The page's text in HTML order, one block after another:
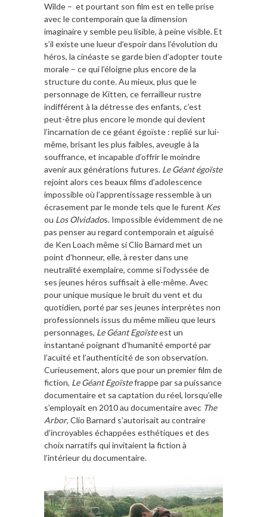
Wilde – et pourtant son film est en telle prise
avec le contemporain que la dimension
imaginaire y semble peu lisible, à peine visible. Et
s’il existe une lueur d’espoir dans l’évolution du
héros, la cinéaste se garde bien d’adopter toute
morale – ce qui l’éloigne plus encore de la
structure du conte. Au mieux, plus que le
personnage de Kitten, ce ferrailleur rustre
indifférent à la détresse des enfants, c’est
peut-être plus encore le monde qui devient
l’incarnation de ce géant égoïste : replié sur lui-
même, brisant les plus faibles, aveugle à la
souffrance, et incapable d’offrir le moindre
avenir aux générations futures. Le Géant égoïste
rejoint alors ces beaux films d’adolescence
impossible où l’apprentissage ressemble à un
écrasement par le monde tels que le furent Kes
ou Los Olvidados. Impossible évidemment de ne
pas penser au regard contemporain et aiguisé
de Ken Loach même si Clio Barnard met un
point d’honneur, elle, à rester dans une
neutralité exemplaire, comme si l’odyssée de
ses jeunes héros suffisait à elle-même. Avec
pour unique musique le bruit du vent et du
quotidien, porté par ses jeunes interprètes non
professionnels issus du même milieu que leurs
personnages, Le Géant Egoïsteest un
instantané poignant d’humanité emporté par
l’acuité et l’authenticité de son observation.
Curieusement, alors que pour un premier film de
fiction, Le Géant Egoïstefrappe par sa puissance
documentaire et sa captation du réel, lorsqu’elle
s’employait en 2010 au documentaire avec The
Arbor, Clio Barnard s’autorisait au contraire
d’incroyables échappées esthétiques et des
choix narratifs qui invitaient la fiction à
l’intérieur du documentaire.